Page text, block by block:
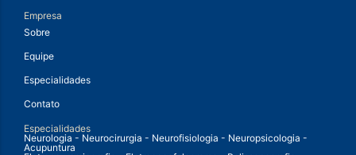
Empresa
Sobre
Equipe
Especialidades
Contato
Especialidades
Neurologia - Neurocirurgia - Neurofisiologia - Neuropsicologia -
Acupuntura